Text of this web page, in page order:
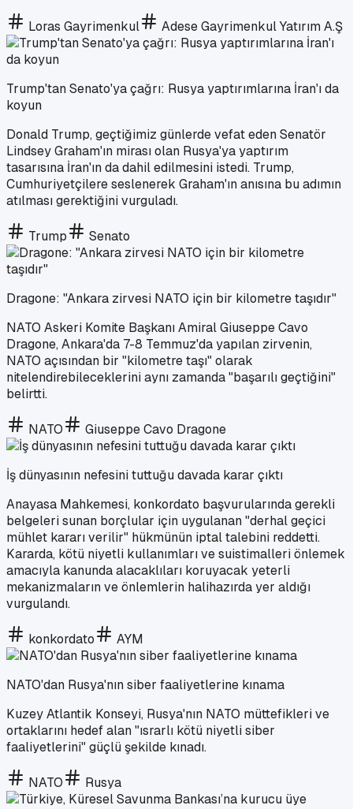
Loras Gayrimenkul Adese Gayrimenkul Yatırım A.Ş
Trump'tan Senato'ya çağrı: Rusya yaptırımlarına İran'ı da
koyun
Donald Trump, geçtiğimiz günlerde vefat eden Senatör
Lindsey Graham'ın mirası olan Rusya'ya yaptırım
tasarısına İran'ın da dahil edilmesini istedi. Trump,
Cumhuriyetçilere seslenerek Graham'ın anısına bu adımın
atılması gerektiğini vurguladı.
Trump Senato
Dragone: "Ankara zirvesi NATO için bir kilometre taşıdır"
NATO Askeri Komite Başkanı Amiral Giuseppe Cavo
Dragone, Ankara'da 7-8 Temmuz'da yapılan zirvenin,
NATO açısından bir "kilometre taşı" olarak
nitelendirebileceklerini aynı zamanda "başarılı geçtiğini"
belirtti.
NATO Giuseppe Cavo Dragone
İş dünyasının nefesini tuttuğu davada karar çıktı
Anayasa Mahkemesi, konkordato başvurularında gerekli
belgeleri sunan borçlular için uygulanan "derhal geçici
mühlet kararı verilir" hükmünün iptal talebini reddetti.
Kararda, kötü niyetli kullanımları ve suistimalleri önlemek
amacıyla kanunda alacaklıları koruyacak yeterli
mekanizmaların ve önlemlerin halihazırda yer aldığı
vurgulandı.
konkordato AYM
NATO'dan Rusya'nın siber faaliyetlerine kınama
Kuzey Atlantik Konseyi, Rusya'nın NATO müttefikleri ve
ortaklarını hedef alan "ısrarlı kötü niyetli siber
faaliyetlerini" güçlü şekilde kınadı.
NATO Rusya